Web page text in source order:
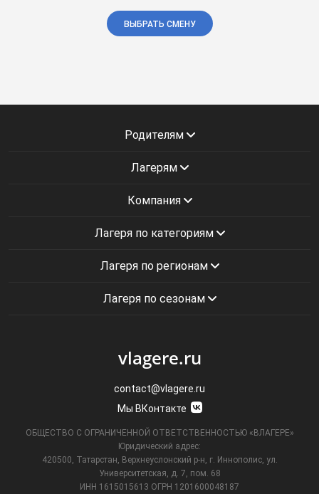
ВЫБРАТЬ СМЕНУ
Родителям
Лагерям
Компания
Лагеря по категориям
Лагеря по регионам
Лагеря по сезонам
vlagere.ru
contact@vlagere.ru
Мы ВКонтакте
ОБЩЕСТВО С ОГРАНИЧЕННОЙ ОТВЕТСТВЕННОСТЬЮ «ВЛАГЕРЕ»
Юридический адрес:
420500, Татарстан, Верхнеуслонский р-н, г. Иннополис, ул.
Университетская,
д. 7, пом. 68
ИНН 1615015613 ОГРН 1201600048187